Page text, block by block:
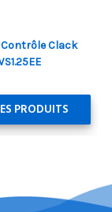
Contrôle Clack
PRODUITS